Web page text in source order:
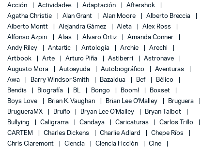
Acción Actividades Adaptación
Aftershok
Agatha Christie
Alan Grant Alan Moore
Alberto Breccia
Alberto Montt
Alejandra Gámez Aleta
Alex Ross
Alfonso Azpiri
Alias Alvaro Ortiz
Amanda Conner
Andy Riley
Antartic Antología Archie
Arechi
Artbook
Arte Arturo Piña Astiberri
Astronave
Augusto Mora
Autoayuda Autobiográfico
Aventuras
Awa
Barry Windsor Smith Bazaldua Bef
Bélico
Bendis
Biografía BL Bongo Boom!
Boxset
Boys Love
Brian K. Vaughan Brian Lee O'Malley
Bruguera
BrugueraMX
Bruño Bryan Lee O'Malley
Bryan Talbot
Bullying
Caligrama Candaya Caricaturas
Carlos Trillo
CARTEM
Charles Dickens Charlie Adlard
Chepe Ríos
Chris Claremont
Ciencia Ciencia Ficción
Cine